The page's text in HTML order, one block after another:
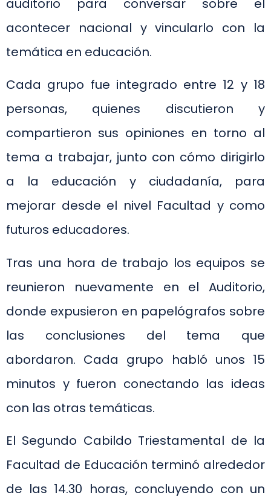
auditorio para conversar sobre el
acontecer nacional y vincularlo con la
temática en educación.
Cada grupo fue integrado entre 12 y 18
personas, quienes discutieron y
compartieron sus opiniones en torno al
tema a trabajar, junto con cómo dirigirlo
a la educación y ciudadanía, para
mejorar desde el nivel Facultad y como
futuros educadores.
Tras una hora de trabajo los equipos se
reunieron nuevamente en el Auditorio,
donde expusieron en papelógrafos sobre
las conclusiones del tema que
abordaron. Cada grupo habló unos 15
minutos y fueron conectando las ideas
con las otras temáticas.
El Segundo Cabildo Triestamental de la
Facultad de Educación terminó alrededor
de las 14.30 horas, concluyendo con un